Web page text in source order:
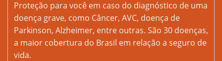
Proteção para você em caso do diagnóstico de uma
doença grave, como Câncer, AVC, doença de
Parkinson, Alzheimer, entre outras. São 30 doenças,
a maior cobertura do Brasil em relação a seguro de
vida.